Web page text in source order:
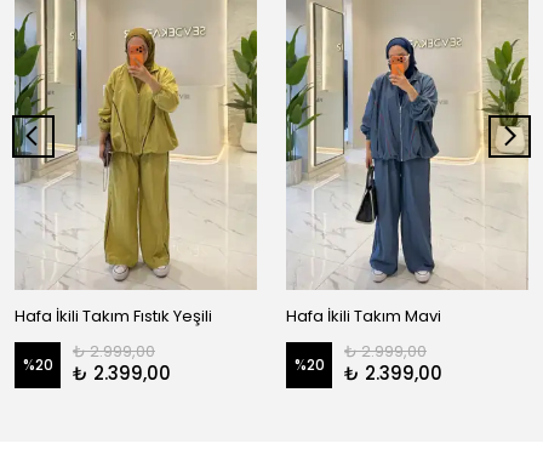
Hafa İkili Takım Fıstık Yeşili
%20
₺ 2.999,00
₺ 2.399,00
Hafa İkili Takım Mavi
%20
₺ 2.999,00
₺ 2.399,00